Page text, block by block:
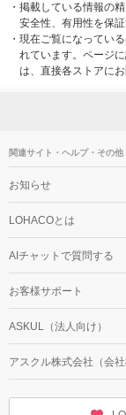
・ 掲載している情報の
安全性、有用性を保
・ 現在ご覧になってい
れています。ページ
は、直接各ストアに
関連サイト・ヘルプ・その他
お知らせ
LOHACOとは
AIチャットで質問する
お客様サポート
ASKUL（法人向け）
アスクル株式会社（会社